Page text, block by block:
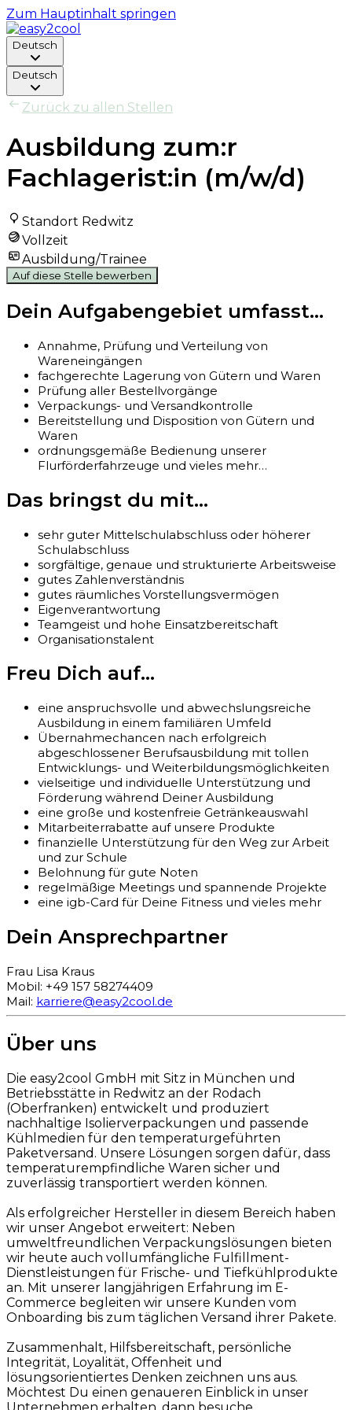
Zum Hauptinhalt springen
Deutsch
Deutsch
Zurück zu allen Stellen
Ausbildung zum:r
Fachlagerist:in (m/w/d)
Standort Redwitz
Vollzeit
Ausbildung/Trainee
Auf diese Stelle bewerben
Dein Aufgabengebiet umfasst...
Annahme, Prüfung und Verteilung von
Wareneingängen
fachgerechte Lagerung von Gütern und Waren
Prüfung aller Bestellvorgänge
Verpackungs- und Versandkontrolle
Bereitstellung und Disposition von Gütern und
Waren
ordnungsgemäße Bedienung unserer
Flurförderfahrzeuge und vieles mehr…
Das bringst du mit...
sehr guter Mittelschulabschluss oder höherer
Schulabschluss
sorgfältige, genaue und strukturierte Arbeitsweise
gutes Zahlenverständnis
gutes räumliches Vorstellungsvermögen
Eigenverantwortung
Teamgeist und hohe Einsatzbereitschaft
Organisationstalent
Freu Dich auf...
eine anspruchsvolle und abwechslungsreiche
Ausbildung in einem familiären Umfeld
Übernahmechancen nach erfolgreich
abgeschlossener Berufsausbildung mit tollen
Entwicklungs- und Weiterbildungsmöglichkeiten
vielseitige und individuelle Unterstützung und
Förderung während Deiner Ausbildung
eine große und kostenfreie Getränkeauswahl
Mitarbeiterrabatte auf unsere Produkte
finanzielle Unterstützung für den Weg zur Arbeit
und zur Schule
Belohnung für gute Noten
regelmäßige Meetings und spannende Projekte
eine igb-Card für Deine Fitness und vieles mehr
Dein Ansprechpartner
Frau Lisa Kraus
Mobil: +49 157 58274409
Mail: karriere@easy2cool.de
Über uns
Die easy2cool GmbH mit Sitz in München und
Betriebsstätte in Redwitz an der Rodach
(Oberfranken) entwickelt und produziert
nachhaltige Isolierverpackungen und passende
Kühlmedien für den temperaturgeführten
Paketversand. Unsere Lösungen sorgen dafür, dass
temperaturempfindliche Waren sicher und
zuverlässig transportiert werden können.
Als erfolgreicher Hersteller in diesem Bereich haben
wir unser Angebot erweitert: Neben
umweltfreundlichen Verpackungslösungen bieten
wir heute auch vollumfängliche Fulfillment-
Dienstleistungen für Frische- und Tiefkühlprodukte
an. Mit unserer langjährigen Erfahrung im E-
Commerce begleiten wir unsere Kunden vom
Onboarding bis zum täglichen Versand ihrer Pakete.
Zusammenhalt, Hilfsbereitschaft, persönliche
Integrität, Loyalität, Offenheit und
lösungsorientiertes Denken zeichnen uns aus.
Möchtest Du einen genaueren Einblick in unser